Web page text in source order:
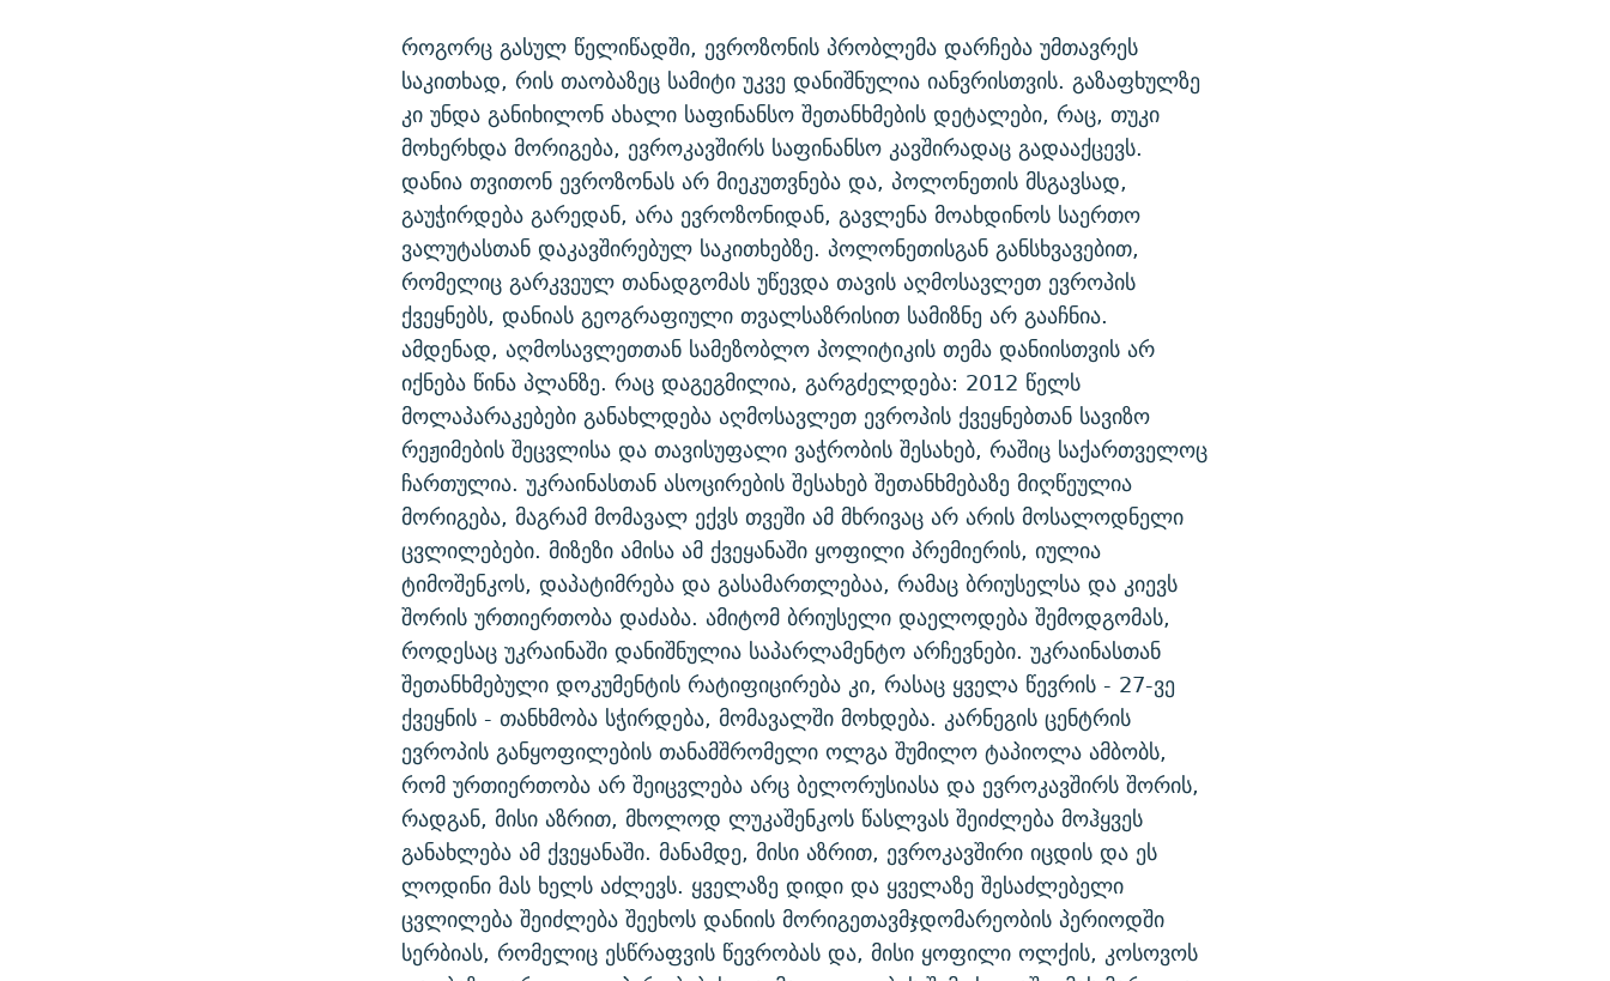
როგორც გასულ წელიწადში, ევროზონის პრობლემა დარჩება უმთავრეს
საკითხად, რის თაობაზეც სამიტი უკვე დანიშნულია იანვრისთვის. გაზაფხულზე
კი უნდა განიხილონ ახალი საფინანსო შეთანხმების დეტალები, რაც, თუკი
მოხერხდა მორიგება, ევროკავშირს საფინანსო კავშირადაც გადააქცევს.
დანია თვითონ ევროზონას არ მიეკუთვნება და, პოლონეთის მსგავსად,
გაუჭირდება გარედან, არა ევროზონიდან, გავლენა მოახდინოს საერთო
ვალუტასთან დაკავშირებულ საკითხებზე. პოლონეთისგან განსხვავებით,
რომელიც გარკვეულ თანადგომას უწევდა თავის აღმოსავლეთ ევროპის
ქვეყნებს, დანიას გეოგრაფიული თვალსაზრისით სამიზნე არ გააჩნია.
ამდენად, აღმოსავლეთთან სამეზობლო პოლიტიკის თემა დანიისთვის არ
იქნება წინა პლანზე. რაც დაგეგმილია, გარგძელდება: 2012 წელს
მოლაპარაკებები განახლდება აღმოსავლეთ ევროპის ქვეყნებთან სავიზო
რეჟიმების შეცვლისა და თავისუფალი ვაჭრობის შესახებ, რაშიც საქართველოც
ჩართულია. უკრაინასთან ასოცირების შესახებ შეთანხმებაზე მიღწეულია
მორიგება, მაგრამ მომავალ ექვს თვეში ამ მხრივაც არ არის მოსალოდნელი
ცვლილებები. მიზეზი ამისა ამ ქვეყანაში ყოფილი პრემიერის, იულია
ტიმოშენკოს, დაპატიმრება და გასამართლებაა, რამაც ბრიუსელსა და კიევს
შორის ურთიერთობა დაძაბა. ამიტომ ბრიუსელი დაელოდება შემოდგომას,
როდესაც უკრაინაში დანიშნულია საპარლამენტო არჩევნები. უკრაინასთან
შეთანხმებული დოკუმენტის რატიფიცირება კი, რასაც ყველა წევრის - 27-ვე
ქვეყნის - თანხმობა სჭირდება, მომავალში მოხდება. კარნეგის ცენტრის
ევროპის განყოფილების თანამშრომელი ოლგა შუმილო ტაპიოლა ამბობს,
რომ ურთიერთობა არ შეიცვლება არც ბელორუსიასა და ევროკავშირს შორის,
რადგან, მისი აზრით, მხოლოდ ლუკაშენკოს წასლვას შეიძლება მოჰყვეს
განახლება ამ ქვეყანაში. მანამდე, მისი აზრით, ევროკავშირი იცდის და ეს
ლოდინი მას ხელს აძლევს. ყველაზე დიდი და ყველაზე შესაძლებელი
ცვლილება შეიძლება შეეხოს დანიის მორიგეთავმჯდომარეობის პერიოდში
სერბიას, რომელიც ესწრაფვის წევრობას და, მისი ყოფილი ოლქის, კოსოვოს